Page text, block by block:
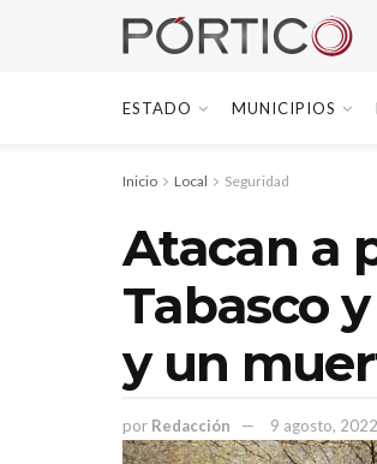
ESTADO MUNICIPIOS
Inicio Local Seguridad
Atacan a
Tabasco
y un
por Redacción 9 agosto, 2022